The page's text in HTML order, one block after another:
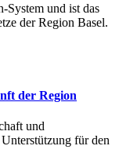
System und ist das
der Region Basel.
der Region
und
für den